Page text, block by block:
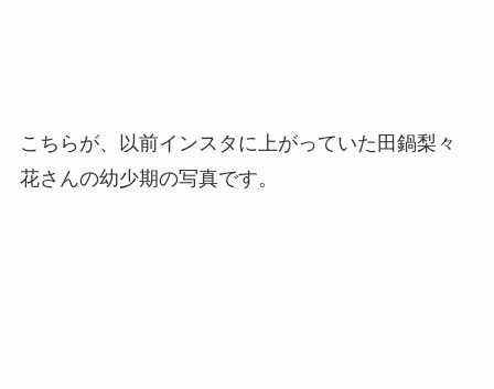
こちらが、以前インスタに上がっていた田鍋梨々
花さんの幼少期の写真です。